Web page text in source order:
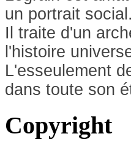
un portrait social.
Il traite d'un
l'histoire
L'esseulement
dans toute son
Copyright